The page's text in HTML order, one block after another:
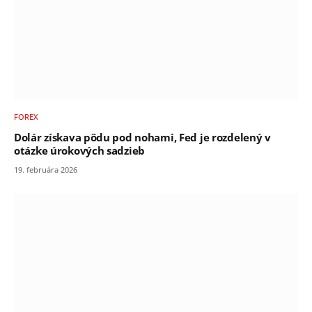
FOREX
Dolár získava pôdu pod nohami, Fed je rozdelený v
otázke úrokových sadzieb
19. februára 2026